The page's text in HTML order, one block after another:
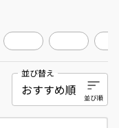
並び替え